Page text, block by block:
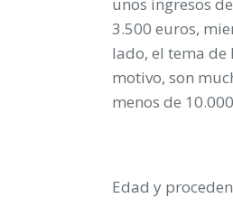
3.500 euros,
lado, el tema
motivo, son
menos de
Edad y